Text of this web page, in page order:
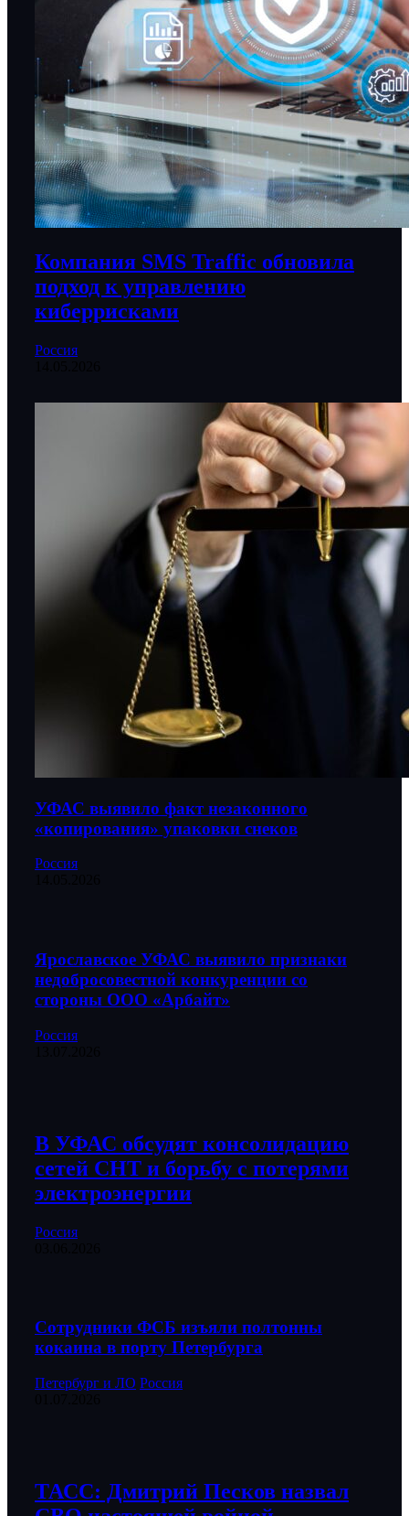
Компания SMS Traffic обновила
подход к управлению
киберрисками
Россия
УФАС выявило факт незаконного
«копирования» упаковки снеков
Россия
Ярославское УФАС выявило признаки
недобросовестной конкуренции со
стороны ООО «Арбайт»
Россия
В УФАС обсудят консолидацию
сетей СНТ и борьбу с потерями
электроэнергии
Россия
Сотрудники ФСБ изъяли полтонны
кокаина в порту Петербурга
Петербург и ЛО Россия
ТАСС: Дмитрий Песков назвал